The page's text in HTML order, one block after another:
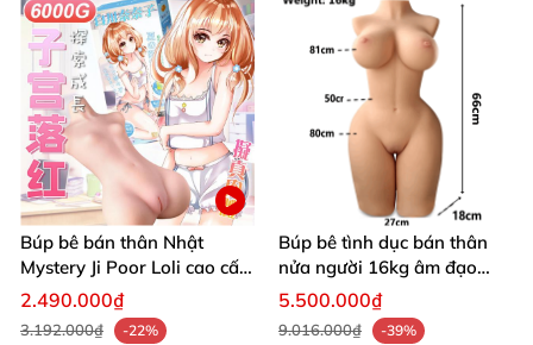
Búp bê bán thân Nhật
Mystery Ji Poor Loli cao cấp
6kg
2.490.000₫
3.192.000₫
-22%
Búp bê tình dục bán thân
nửa người 16kg âm đạo
silicon khít hồng có khung
5.500.000₫
9.016.000₫
-39%